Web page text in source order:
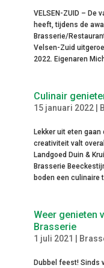
VELSEN-ZUID – De
heeft, tijdens de
Brasserie/
Velsen-Zuid
2022. Eigenaren
Culinair
15 januari 2022|
Lekker uit eten
creativiteit valt
Landgoed Duin &
Brasserie
boden een culinaire
Weer genieten
Brasserie
1 juli 2021
Dubbel feest! Sinds